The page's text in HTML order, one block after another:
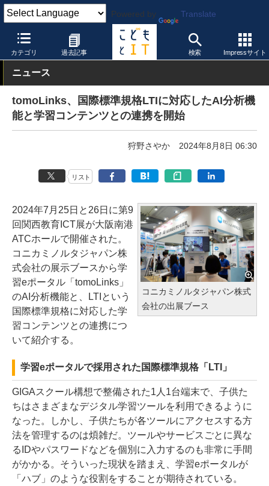
Powered by Translate
カテゴリ 過去記事 検索 Impressサイト
こどもとIT 製品・サービス 授業支援システム
ニュース
tomoLinks、国際標準規格LTIに対応したAI分析機
能と学習コンテンツとの連携を開始
狩野さやか 2024年8月8日 06:30
リスト
コニカミノルタジャパン株式
会社の出展ブース
2024年7月25日と26日に第9
回関西教育ICT展が大阪南港
ATCホールで開催された。
コニカミノルタジャパン株
式会社の展示ブースから学
習eポータル「tomoLinks」
のAI分析機能と、LTIという
国際標準規格に対応した学
習コンテンツとの連携につ
いて紹介する。
学習eポータルで採用された国際標準規格「LTI」
GIGAスクール構想で整備された1人1台端末で、子供た
ちはさまざまなデジタル学習ツールを利用できるように
なった。しかし、子供たちが各ツールにアクセスする方
法を管理するのは煩雑だ。ツールやサービスごとに異な
るIDやパスワードなどを個別に入力するのも非常に手間
がかかる。そういった現状を踏まえ、学習eポータルが
「ハブ」のような役割をすることが期待されている。